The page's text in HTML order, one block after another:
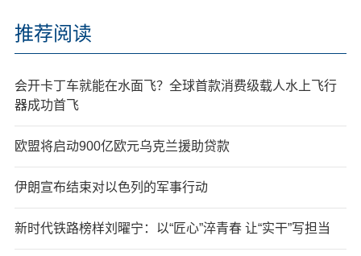
推荐阅读
会开卡丁车就能在水面飞？全球首款消费级载人水上飞行
器成功首飞
欧盟将启动900亿欧元乌克兰援助贷款
伊朗宣布结束对以色列的军事行动
新时代铁路榜样刘曜宁：以“匠心”淬青春 让“实干”写担当